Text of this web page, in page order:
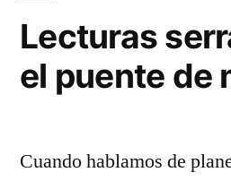
Lecturas
el puente de
Cuando hablamos de